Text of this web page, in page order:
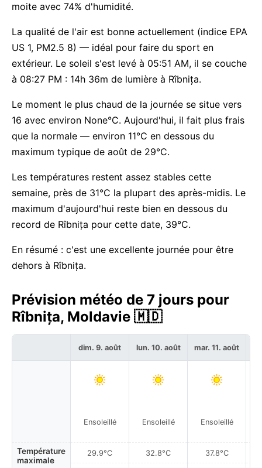
moite avec 74% d'humidité.
La qualité de l'air est bonne actuellement (indice EPA
US 1, PM2.5 8) — idéal pour faire du sport en
extérieur. Le soleil s'est levé à 05:51 AM, il se couche
à 08:27 PM : 14h 36m de lumière à Rîbnița.
Le moment le plus chaud de la journée se situe vers
16 avec environ None°C. Aujourd'hui, il fait plus frais
que la normale — environ 11°C en dessous du
maximum typique de août de 29°C.
Les températures restent assez stables cette
semaine, près de 31°C la plupart des après-midis. Le
maximum d'aujourd'hui reste bien en dessous du
record de Rîbnița pour cette date, 39°C.
En résumé : c'est une excellente journée pour être
dehors à Rîbnița.
Prévision météo de 7 jours pour
Rîbnița, Moldavie 🇲🇩
Température
maximale
dim. 9. août
Ensoleillé
29.9°C
lun. 10. août
Ensoleillé
32.8°C
mar. 11. août
Ensoleillé
37.8°C